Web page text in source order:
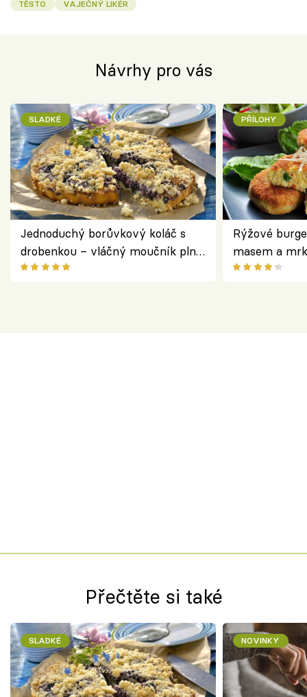
TĚSTO
VAJEČNÝ LIKÉR
Návrhy pro vás
SLADKÉ
Jednoduchý borůvkový koláč s
drobenkou – vláčný moučník plný
ovoce
PŘÍLOHY
Rýžové
masem a
salátem –
Přečtěte si také
SLADKÉ NOVINKY